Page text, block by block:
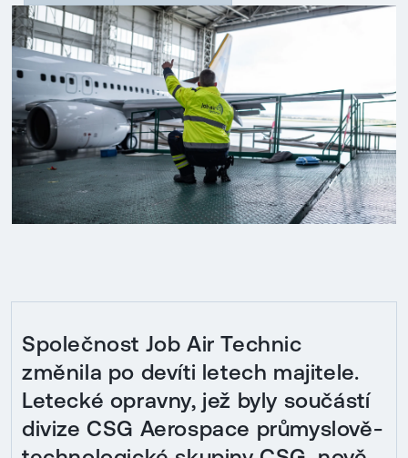
Společnost Job Air Technic
změnila po devíti letech majitele.
Letecké opravny, jež byly součástí
divize CSG Aerospace průmyslově-